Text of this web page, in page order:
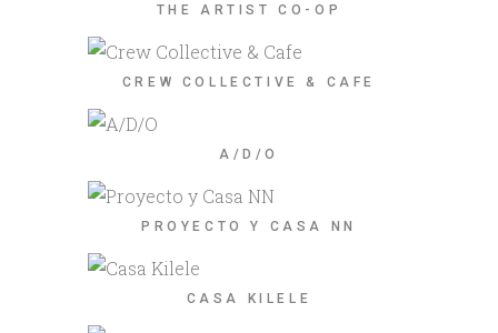
THE ARTIST CO-OP
CREW COLLECTIVE & CAFE
A/D/O
PROYECTO Y CASA NN
CASA KILELE